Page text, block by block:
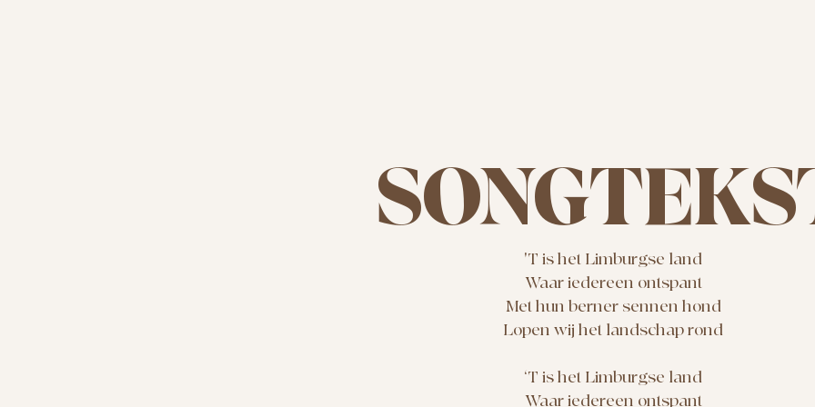
'T is het Limburgse land
Waar iedereen ontspant
Met hun berner sennen hond
Lopen wij het landschap rond
‘T is het Limburgse land
Waar iedereen ontspant